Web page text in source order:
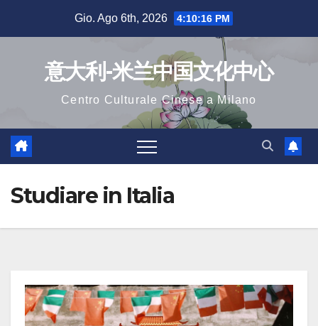
Gio. Ago 6th, 2026 4:10:18 PM
意大利-米兰中国文化中心
Centro Culturale Cinese a Milano
Studiare in Italia